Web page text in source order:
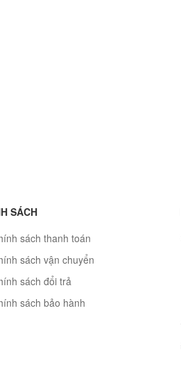
SÁCH
sách thanh toán
sách vận chuyển
sách đổi trả
sách bảo hành